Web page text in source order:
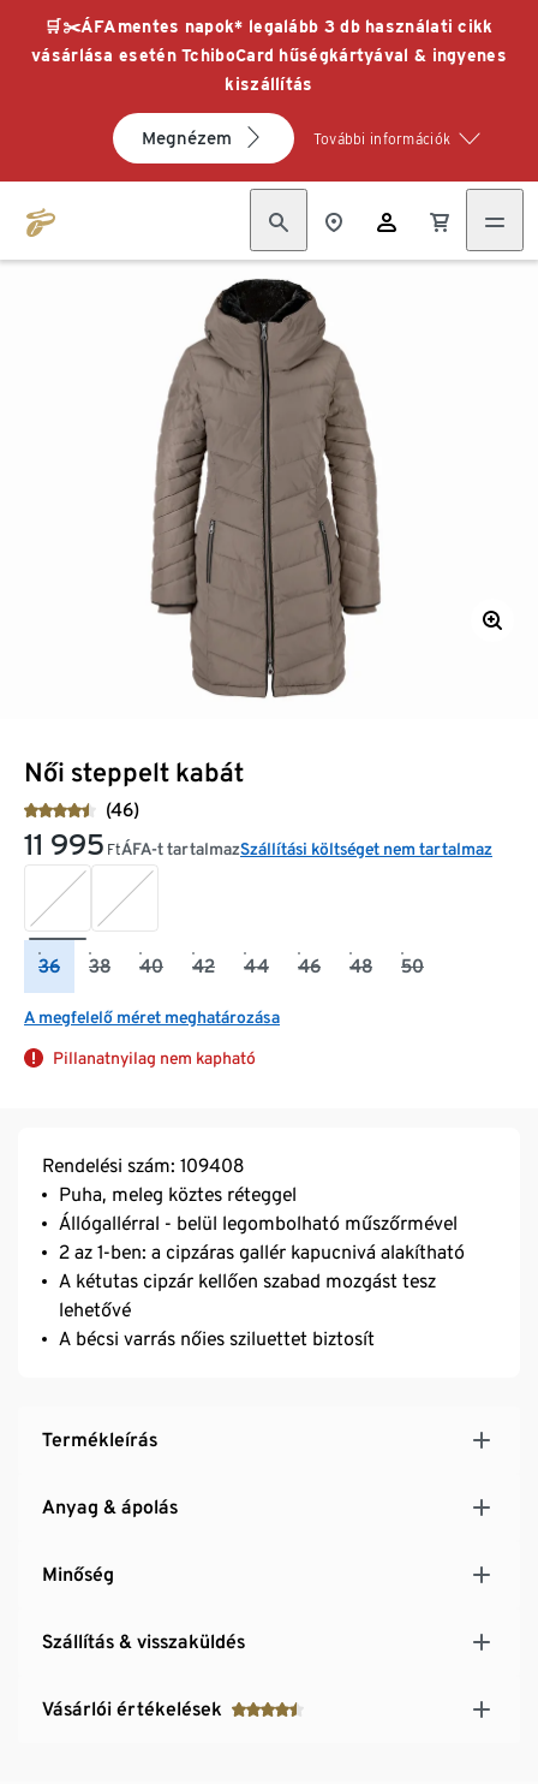
🛒✂️ÁFAmentes napok* legalább 3 db használati cikk
vásárlása esetén TchiboCard hűségkártyával & ingyenes
kiszállítás
Megnézem További információk
Női steppelt kabát
(46)
11 995 FtÁFA-t tartalmazSzállítási költséget nem tartalmaz
36 38 40 42 44 46 48 50
A megfelelő méret meghatározása
Pillanatnyilag nem kapható
Rendelési szám: 109408
Puha, meleg köztes réteggel
Állógallérral - belül legombolható műszőrmével
2 az 1-ben: a cipzáras gallér kapucnivá alakítható
A kétutas cipzár kellően szabad mozgást tesz
lehetővé
A bécsi varrás nőies sziluettet biztosít
Termékleírás
Anyag & ápolás
Minőség
Szállítás & visszaküldés
Vásárlói értékelések